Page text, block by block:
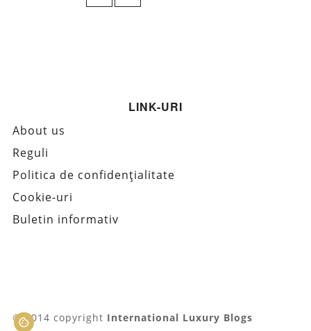
LINK-URI
About us
Reguli
Politica de confidențialitate
Cookie-uri
Buletin informativ
© 2014 copyright International Luxury Blogs